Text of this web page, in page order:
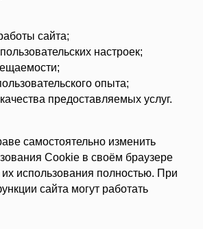
сайта;
настроек;
опыта;
предоставляемых услуг.
самостоятельно изменить
Cookie в своём браузере
их использования полностью. При
сайта могут работать